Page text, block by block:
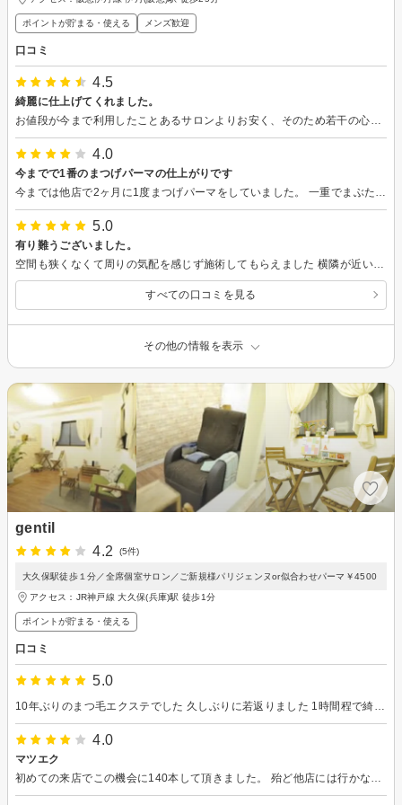
ポイントが貯まる・使える メンズ歓迎
口コミ
4.5
綺麗に仕上げてくれました。
4.0
今までで1番のまつげパーマの仕上がりです
5.0
有り難うございました。
空間も狭くなくて周りの気配を感じず施術してもらえました 横隣が近いと少し嫌だったのでとても良かったです あと提案して頂いたブラウンラッシュがとても好評でした。 前のお店ではなかったので、とても気に入りました！ 手のマッサージも気持ち良かったです。 担当の方は楽しい方で話しやすかったです 又宜しくお願いします。
すべての口コミを見る
その他の情報を表示
gentil
4.2
(5件)
大久保駅徒歩１分／全席個室サロン／ご新規様パリジェンヌor似合わせパーマ￥4500
アクセス：JR神戸線 大久保(兵庫)駅 徒歩1分
ポイントが貯まる・使える
口コミ
5.0
4.0
マツエク